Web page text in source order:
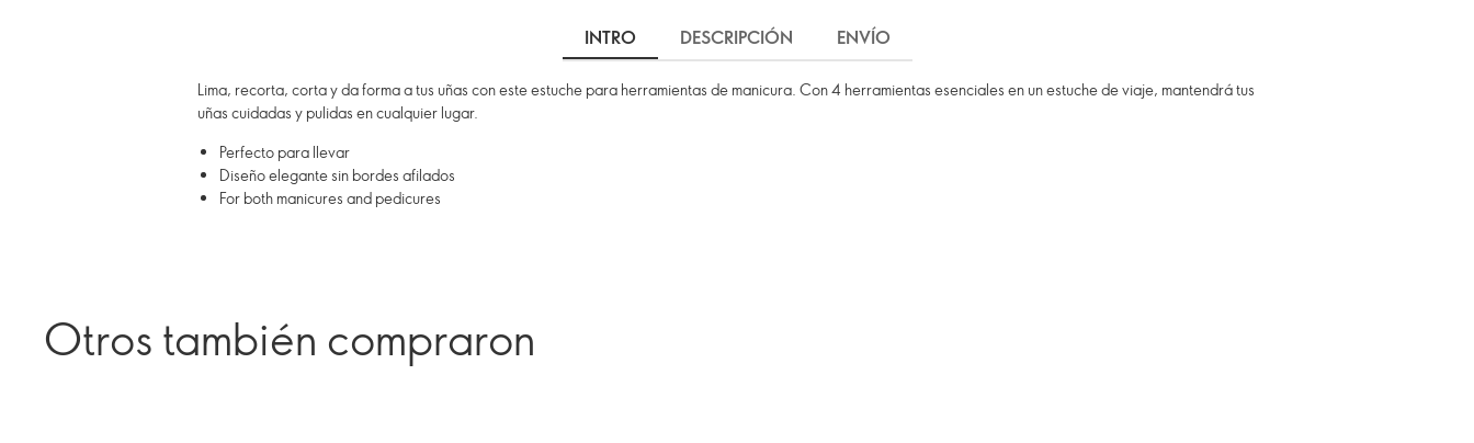
INTRO DESCRIPCIÓN ENVÍO
Lima, recorta, corta y da forma a tus uñas con este estuche para herramientas de manicura. Con 4 herramientas esenciales en un estuche de viaje, mantendrá tus
uñas cuidadas y pulidas en cualquier lugar.
Perfecto para llevar
Diseño elegante sin bordes afilados
For both manicures and pedicures
Otros también compraron